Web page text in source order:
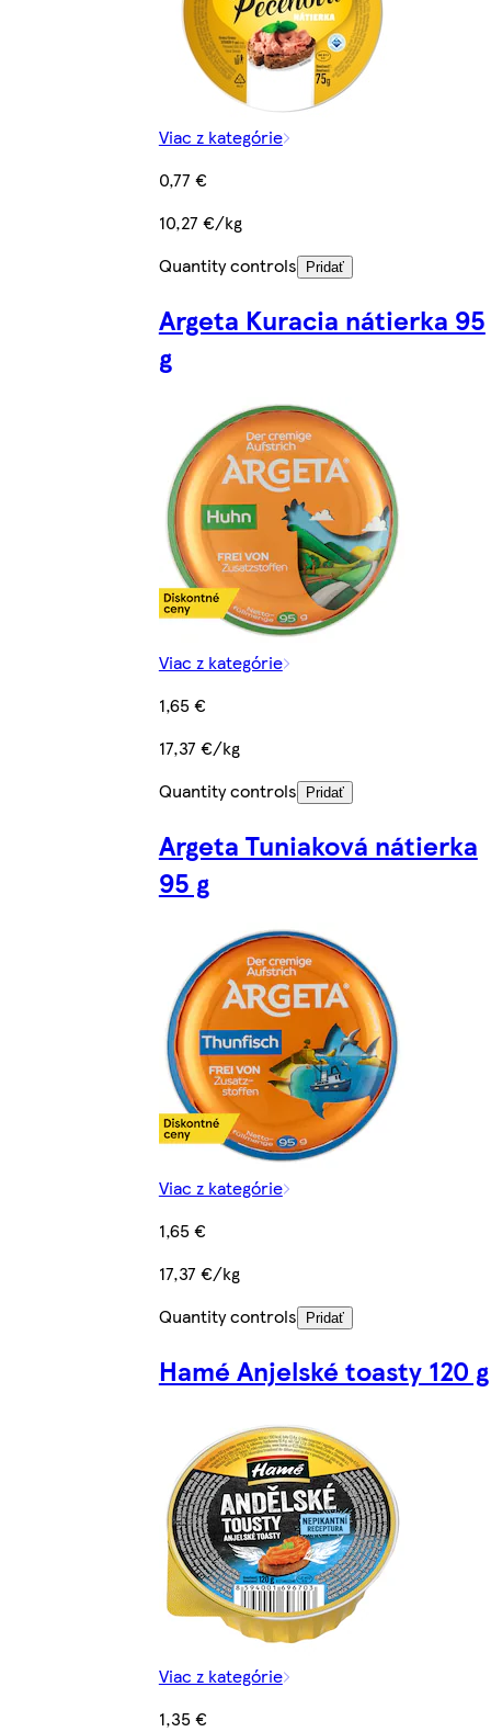
Viac z kategórie
0,77 €
10,27 €/kg
Quantity controls
Pridať
Argeta Kuracia nátierka 95
g
Viac z kategórie
1,65 €
17,37 €/kg
Quantity controls
Pridať
Argeta Tuniaková nátierka
95 g
Viac z kategórie
1,65 €
17,37 €/kg
Quantity controls
Pridať
Hamé Anjelské toasty 120 g
Viac z kategórie
1,35 €